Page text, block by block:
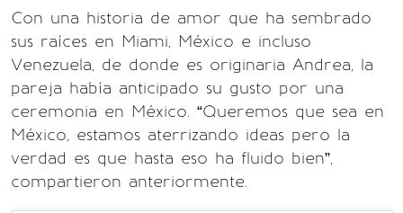
Con una historia de amor que ha sembrado
sus raíces en Miami, México e incluso
Venezuela, de donde es originaria Andrea, la
pareja había anticipado su gusto por una
ceremonia en México. “Queremos que sea en
México, estamos aterrizando ideas pero la
verdad es que hasta eso ha fluido bien”,
compartieron anteriormente.